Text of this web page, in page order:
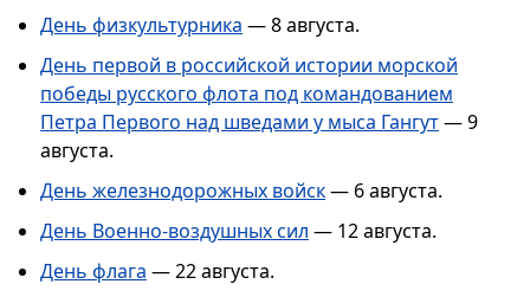
День физкультурника — 8 августа.
День первой в российской истории морской
победы русского флота под командованием
Петра Первого над шведами у мыса Гангут— 9
августа.
День железнодорожных войск— 6 августа.
День Военно-воздушных сил — 12 августа.
День флага — 22 августа.